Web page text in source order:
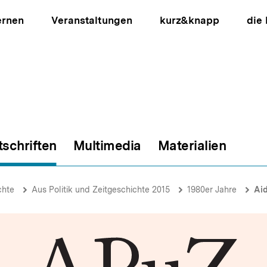
Veranstaltungen kurz&knapp die
Multimedia Materialien
Aus Politik und Zeitgeschichte 2015 1980er Jahre